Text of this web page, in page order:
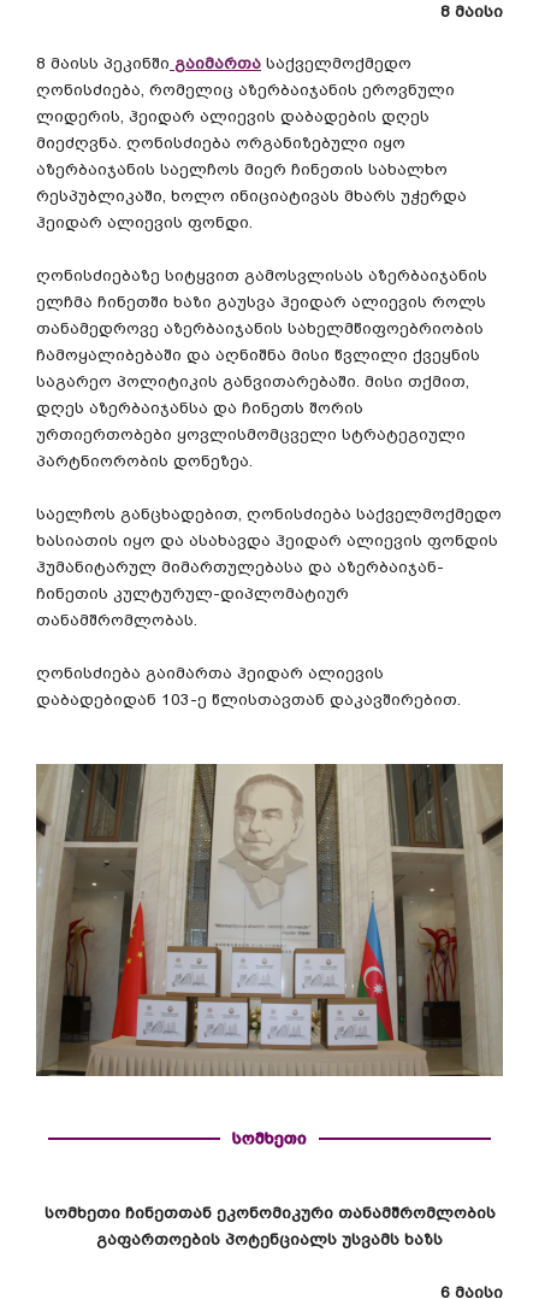
8 მაისი
8 მაისს პეკინში გაიმართა საქველმოქმედო
ღონისძიება, რომელიც აზერბაიჯანის ეროვნული
ლიდერის, ჰეიდარ ალიევის დაბადების დღეს
მიეძღვნა. ღონისძიება ორგანიზებული იყო
აზერბაიჯანის საელჩოს მიერ ჩინეთის სახალხო
რესპუბლიკაში, ხოლო ინიციატივას მხარს უჭერდა
ჰეიდარ ალიევის ფონდი.
ღონისძიებაზე სიტყვით გამოსვლისას აზერბაიჯანის
ელჩმა ჩინეთში ხაზი გაუსვა ჰეიდარ ალიევის როლს
თანამედროვე აზერბაიჯანის სახელმწიფოებრიობის
ჩამოყალიბებაში და აღნიშნა მისი წვლილი ქვეყნის
საგარეო პოლიტიკის განვითარებაში. მისი თქმით,
დღეს აზერბაიჯანსა და ჩინეთს შორის
ურთიერთობები ყოვლისმომცველი სტრატეგიული
პარტნიორობის დონეზეა.
საელჩოს განცხადებით, ღონისძიება საქველმოქმედო
ხასიათის იყო და ასახავდა ჰეიდარ ალიევის ფონდის
ჰუმანიტარულ მიმართულებასა და აზერბაიჯან-
ჩინეთის კულტურულ-დიპლომატიურ
თანამშრომლობას.
ღონისძიება გაიმართა ჰეიდარ ალიევის
დაბადებიდან 103-ე წლისთავთან დაკავშირებით.
სომხეთი
სომხეთი ჩინეთთან ეკონომიკური თანამშრომლობის
გაფართოების პოტენციალს უსვამს ხაზს
6 მაისი